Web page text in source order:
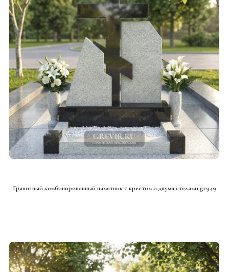
Гранитный комбинированный памятник с крестом и двумя стелами gr949